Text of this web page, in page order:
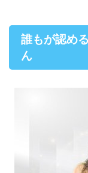
誰もが認め
ん